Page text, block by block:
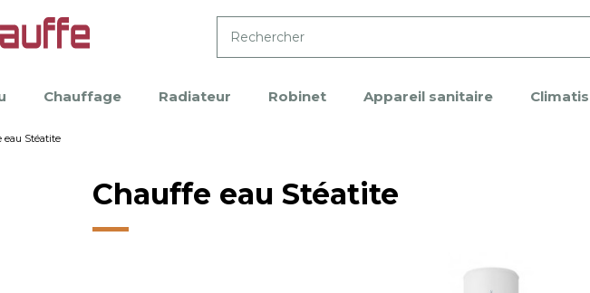
Chauffage Radiateur Robinet Appareil sanitaire
eau Stéatite
Chauffe eau Stéatite